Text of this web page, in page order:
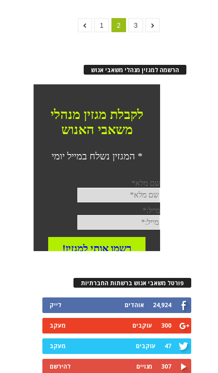
1 2 3
הרשמה למגזין מנהלי משאבי אנוש
פורטל משאבי אנוש ברשתות החברתיות
24,924 אוהדים לייק
300 עוקבים מעקב
47 עוקבים מעקב
307 מנויים להירשם